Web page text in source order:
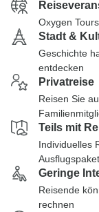
Oxygen Tours
Stadt &
Geschichte
entdecken
Privatreise
Reisen Sie
Teils mit
Individuelles
Geringe
Reisende
rechnen